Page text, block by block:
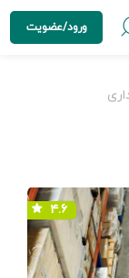
ورود/عضویت
۴.۶